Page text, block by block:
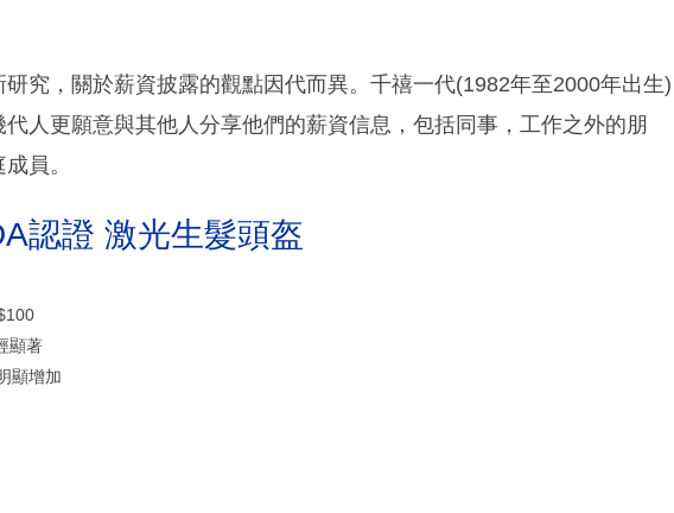
究，關於薪資披露的觀點因代而異。千禧一代(1982年至2000年出生)
人更願意與其他人分享他們的薪資信息，包括同事，工作之外的朋
員。
認證 激光生髮頭盔
顯著
顯增加